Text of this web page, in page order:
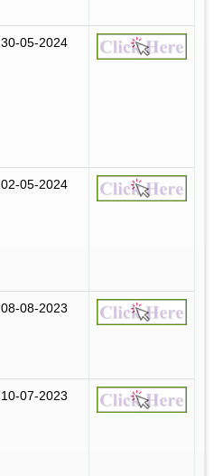
30-05-2024
02-05-2024
08-08-2023
10-07-2023